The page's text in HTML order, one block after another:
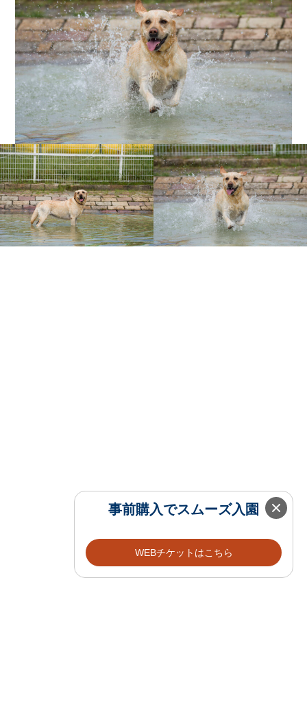
事前購入でスムーズ入園
WEBチケットはこちら